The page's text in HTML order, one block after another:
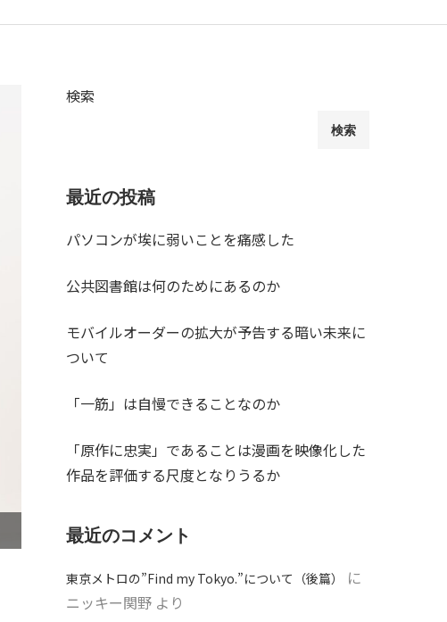
検索
検索
最近の投稿
パソコンが埃に弱いことを痛感した
公共図書館は何のためにあるのか
モバイルオーダーの拡大が予告する暗い未来に
ついて
「一筋」は自慢できることなのか
「原作に忠実」であることは漫画を映像化した
作品を評価する尺度となりうるか
最近のコメント
東京メトロの”Find my Tokyo.”について（後篇）
に
ニッキー関野 より